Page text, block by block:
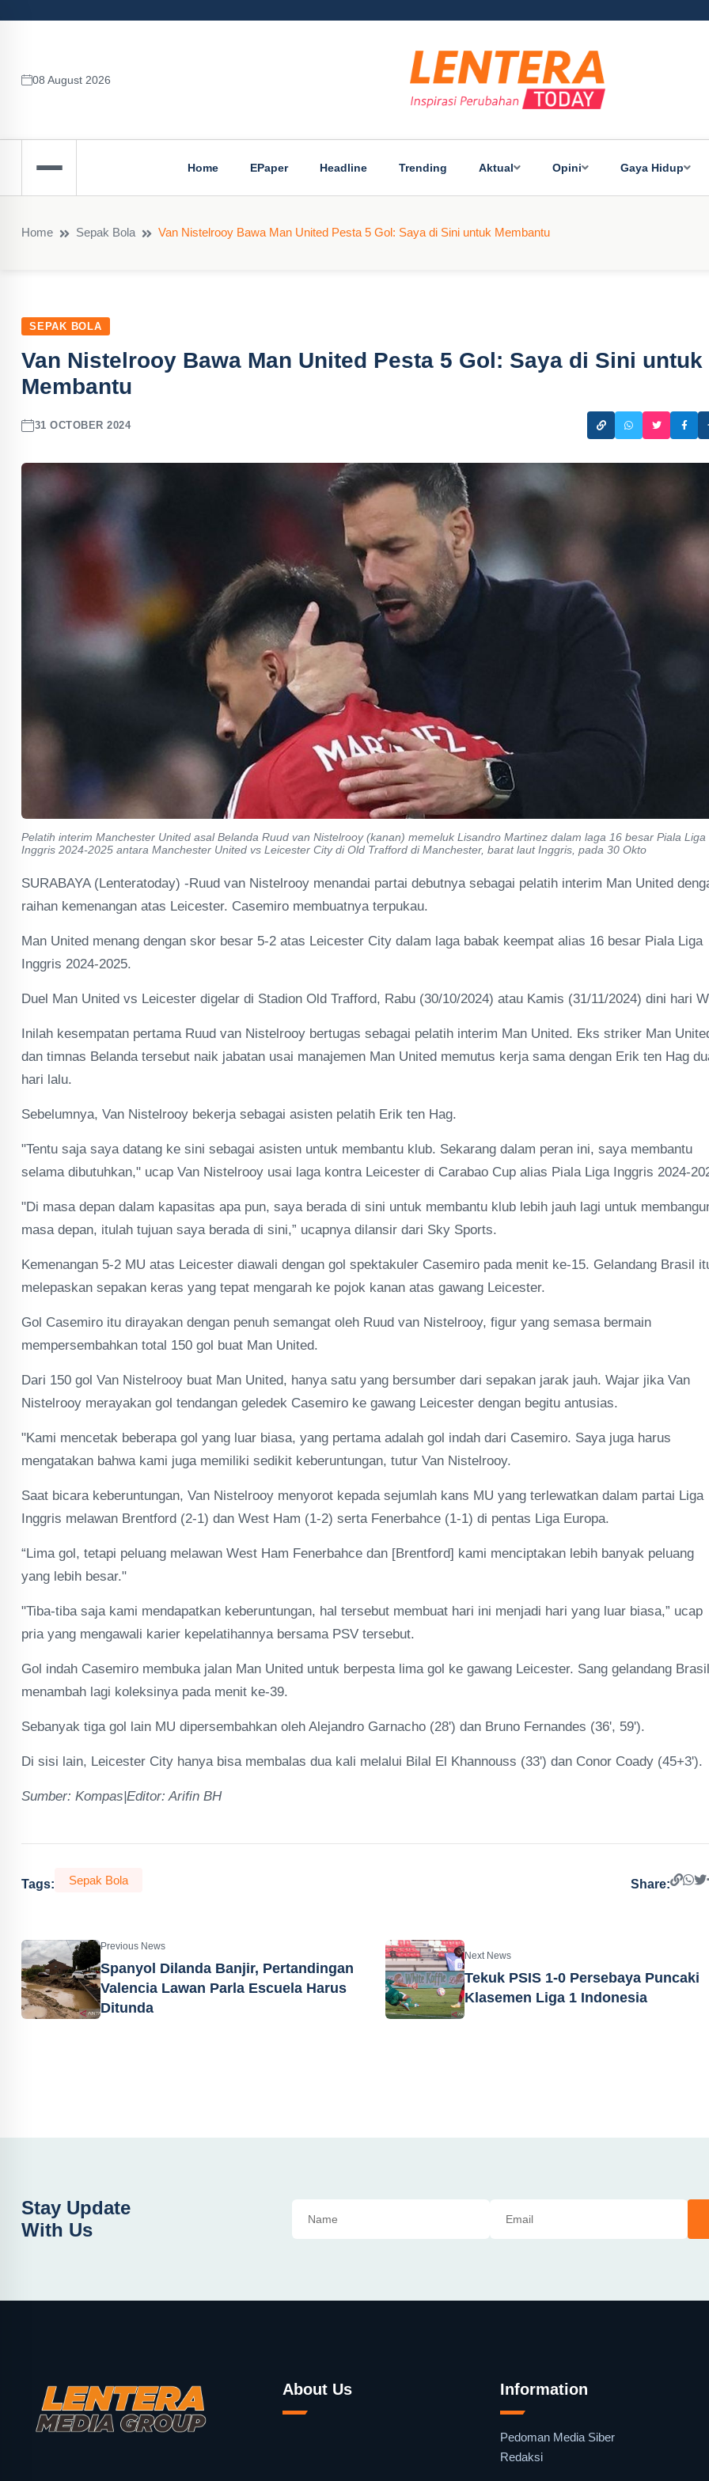
08 August 2026
Home EPaper Headline Trending Aktual Opini Gaya Hidup
Home Sepak Bola Van Nistelrooy Bawa Man United Pesta 5 Gol: Saya di Sini untuk Membantu
SEPAK BOLA
Van Nistelrooy Bawa Man United Pesta 5 Gol: Saya di Sini untuk
Membantu
31 OCTOBER 2024
Pelatih interim Manchester United asal Belanda Ruud van Nistelrooy (kanan) memeluk Lisandro Martinez dalam laga 16 besar Piala Liga
Inggris 2024-2025 antara Manchester United vs Leicester City di Old Trafford di Manchester, barat laut Inggris, pada 30 Okto
SURABAYA (Lenteratoday) -Ruud van Nistelrooy menandai partai debutnya sebagai pelatih interim Man United
raihan kemenangan atas Leicester. Casemiro membuatnya terpukau.
Man United menang dengan skor besar 5-2 atas Leicester City dalam laga babak keempat alias 16 besar Piala Liga
Inggris 2024-2025.
Duel Man United vs Leicester digelar di Stadion Old Trafford, Rabu (30/10/2024) atau Kamis (31/11/2024) dini hari
Inilah kesempatan pertama Ruud van Nistelrooy bertugas sebagai pelatih interim Man United. Eks striker Man
dan timnas Belanda tersebut naik jabatan usai manajemen Man United memutus kerja sama dengan Erik ten Hag
hari lalu.
Sebelumnya, Van Nistelrooy bekerja sebagai asisten pelatih Erik ten Hag.
"Tentu saja saya datang ke sini sebagai asisten untuk membantu klub. Sekarang dalam peran ini, saya membantu
selama dibutuhkan," ucap Van Nistelrooy usai laga kontra Leicester di Carabao Cup alias Piala Liga Inggris 2024-
"Di masa depan dalam kapasitas apa pun, saya berada di sini untuk membantu klub lebih jauh lagi untuk
masa depan, itulah tujuan saya berada di sini,” ucapnya dilansir dari Sky Sports.
Kemenangan 5-2 MU atas Leicester diawali dengan gol spektakuler Casemiro pada menit ke-15. Gelandang Brasil
melepaskan sepakan keras yang tepat mengarah ke pojok kanan atas gawang Leicester.
Gol Casemiro itu dirayakan dengan penuh semangat oleh Ruud van Nistelrooy, figur yang semasa bermain
mempersembahkan total 150 gol buat Man United.
Dari 150 gol Van Nistelrooy buat Man United, hanya satu yang bersumber dari sepakan jarak jauh. Wajar jika Van
Nistelrooy merayakan gol tendangan geledek Casemiro ke gawang Leicester dengan begitu antusias.
"Kami mencetak beberapa gol yang luar biasa, yang pertama adalah gol indah dari Casemiro. Saya juga harus
mengatakan bahwa kami juga memiliki sedikit keberuntungan, tutur Van Nistelrooy.
Saat bicara keberuntungan, Van Nistelrooy menyorot kepada sejumlah kans MU yang terlewatkan dalam partai Liga
Inggris melawan Brentford (2-1) dan West Ham (1-2) serta Fenerbahce (1-1) di pentas Liga Europa.
“Lima gol, tetapi peluang melawan West Ham Fenerbahce dan [Brentford] kami menciptakan lebih banyak peluang
yang lebih besar."
"Tiba-tiba saja kami mendapatkan keberuntungan, hal tersebut membuat hari ini menjadi hari yang luar biasa,” ucap
pria yang mengawali karier kepelatihannya bersama PSV tersebut.
Gol indah Casemiro membuka jalan Man United untuk berpesta lima gol ke gawang Leicester. Sang gelandang Brasil
menambah lagi koleksinya pada menit ke-39.
Sebanyak tiga gol lain MU dipersembahkan oleh Alejandro Garnacho (28') dan Bruno Fernandes (36', 59').
Di sisi lain, Leicester City hanya bisa membalas dua kali melalui Bilal El Khannouss (33') dan Conor Coady (45+3').
Sumber: Kompas|Editor: Arifin BH
Tags: Sepak Bola Share:
Previous News
Spanyol Dilanda Banjir, Pertandingan
Valencia Lawan Parla Escuela Harus
Ditunda
Next News
Tekuk PSIS 1-0 Persebaya Puncaki
Klasemen Liga 1 Indonesia
Stay Update
With Us
About Us Information
Pedoman Media Siber
Redaksi